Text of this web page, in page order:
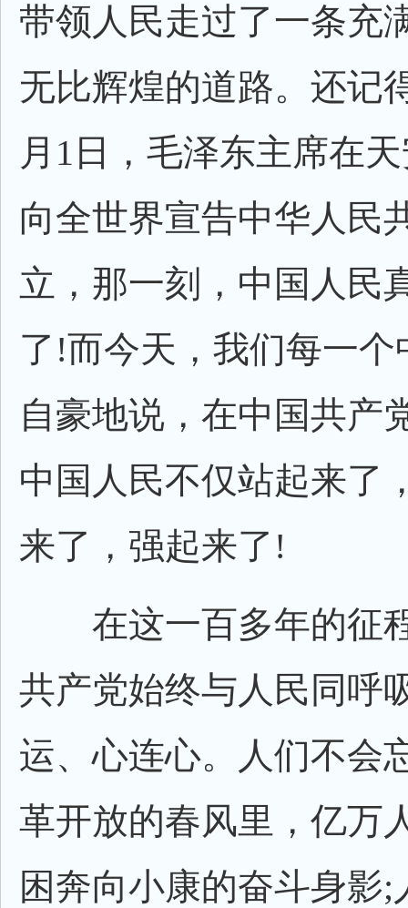
带领人民走过了一条充
无比辉煌的道路。还记
月1日，毛泽东主席在
向全世界宣告中华人民
立，那一刻，中国人民
了!而今天，我们每一个
自豪地说，在中国共产
中国人民不仅站起来了
来了，强起来了!
在这一百多年的征
共产党始终与人民同呼
运、心连心。人们不会
革开放的春风里，亿万
困奔向小康的奋斗身影;